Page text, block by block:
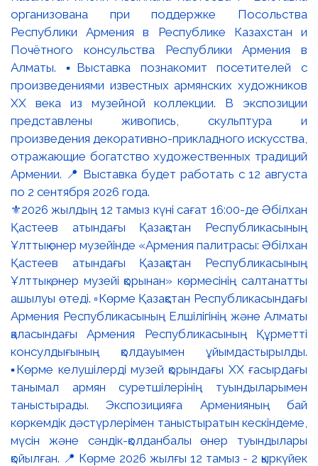
⚜️2026 жылдың 12 тамыз күні сағат 16:00-де Әбілхан
Қастеев атындағы Қазақстан Республикасының
Ұлттық өнер музейінде «Армения палитрасы: Әбілхан
Қастеев атындағы Қазақстан Республикасының
Ұлттық өнер музейі қорынан» көрмесінің салтанатты
ашылуы өтеді. ▫️Көрме Қазақстан Республикасындағы
Армения Республикасының Елшілігінің және Алматы
қаласындағы Армения Республикасының Құрметті
консулдығының қолдауымен ұйымдастырылды.
▪️Көрме келушілерді музей қорындағы ХХ ғасырдағы
танымал армян суретшілерінің туындыларымен
таныстырады. Экспозицияға Арменияның бай
көркемдік дәстүрлерімен таныстыратын кескіндеме,
мүсін және сәндік-қолданбалы өнер туындылары
қойылған. 📍 Көрме 2026 жылғы 12 тамыз - 2 қыркүйек